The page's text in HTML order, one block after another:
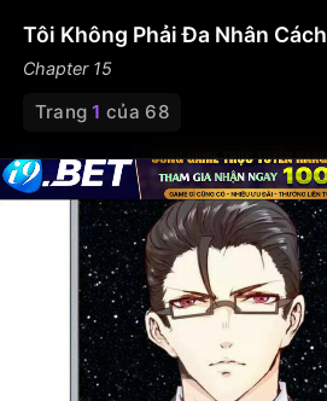
Tôi Không Phải Đa Nhân Cách
Chapter 15
Trang1 của 68